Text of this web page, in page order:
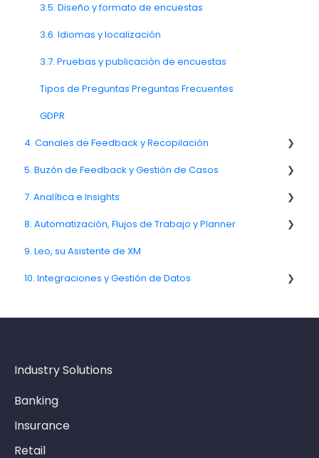
3.5. Diseño y formato de encuestas
3.6. Idiomas y localización
3.7. Pruebas y publicación de encuestas
Tipos de Preguntas Preguntas Frecuentes
GDPR
4. Canales de Feedback y Recopilación
4.11. Entrega y rendimiento de canales
Canal de Enlace
5. Buzón de Feedback y Gestión de Casos
Spam
Comentario
7. Analítica e Insights
7.6. Análisis de impulsores
8. Automatización, Flujos de Trabajo y Planner
8.2. Reglas y escalamientos
9. Leo, su Asistente de XM
10. Integraciones y Gestión de Datos
Industry Solutions
Banking
Insurance
Retail